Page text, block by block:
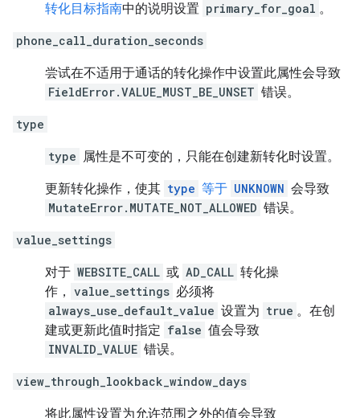
转化目标指南中的说明设置 primary_for_goal 。
phone_call_duration_seconds
尝试在不适用于通话的转化操作中设置此属性会导致
FieldError.VALUE_MUST_BE_UNSET 错误。
type
type 属性是不可变的，只能在创建新转化时设置。
更新转化操作，使其 type 等于 UNKNOWN 会导致
MutateError.MUTATE_NOT_ALLOWED 错误。
value_settings
对于 WEBSITE_CALL 或 AD_CALL 转化操
作， value_settings 必须将
always_use_default_value 设置为 true 。在创
建或更新此值时指定 false 值会导致
INVALID_VALUE 错误。
view_through_lookback_window_days
将此属性设置为允许范围之外的值会导致